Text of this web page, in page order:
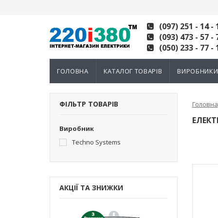
(097) 251 - 14 -
(093) 473 - 57 -
(050) 233 - 77 -
ГОЛОВНА КАТАЛОГ ТОВАРІВ ВИРОБНИКИ
ФІЛЬТР ТОВАРІВ
Виробник
Techno Systems
АКЦІЇ ТА ЗНИЖКИ
Головна